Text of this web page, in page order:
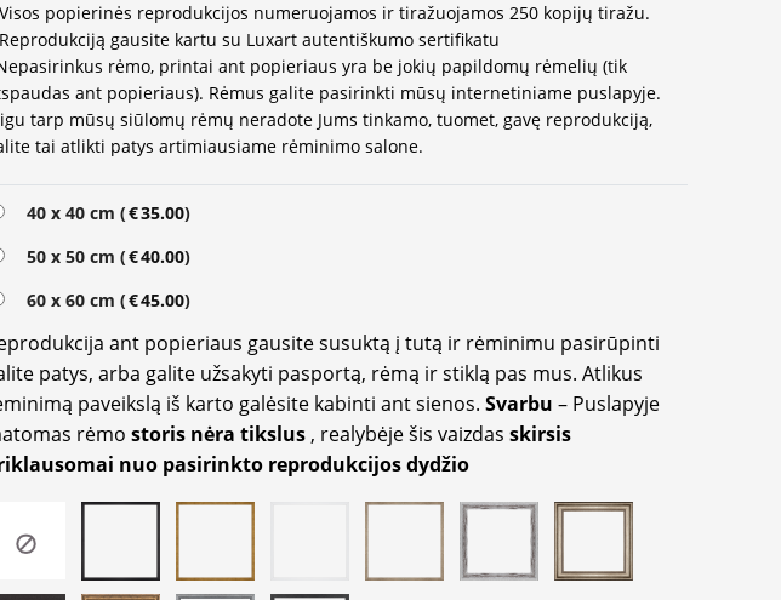
popierinės reprodukcijos numeruojamos ir tiražuojamos 250 kopijų tiražu.
gausite kartu su Luxart autentiškumo sertifikatu
rėmo, printai ant popieriaus yra be jokių papildomų rėmelių (tik
ant popieriaus). Rėmus galite pasirinkti mūsų internetiniame puslapyje.
tarp mūsų siūlomų rėmų neradote Jums tinkamo, tuomet, gavę reprodukciją,
tai atlikti patys artimiausiame rėminimo salone.
40 x 40 cm (€35.00)
50 x 50 cm (€40.00)
60 x 60 cm (€45.00)
ant popieriaus gausite susuktą į tutą ir rėminimu pasirūpinti
patys, arba galite užsakyti pasportą, rėmą ir stiklą pas mus. Atlikus
paveikslą iš karto galėsite kabinti ant sienos. Svarbu – Puslapyje
rėmo storis nėra tikslus , realybėje šis vaizdas skirsis
nuo pasirinkto reprodukcijos dydžio